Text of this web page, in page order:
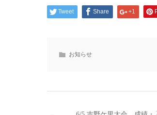
Tweet Share +1
お知らせ